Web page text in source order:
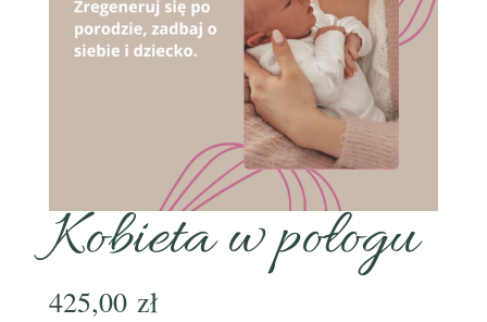
Kobieta w połogu
425,00 zł